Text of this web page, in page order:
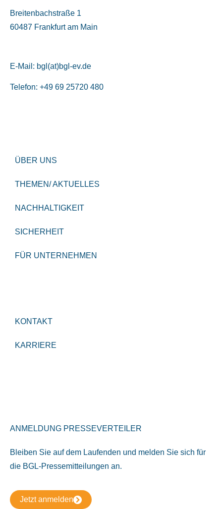
Breitenbachstraße 1
60487 Frankfurt am Main
E-Mail: bgl(at)bgl-ev.de
Telefon: +49 69 25720 480
ÜBER UNS
THEMEN/ AKTUELLES
NACHHALTIGKEIT
SICHERHEIT
FÜR UNTERNEHMEN
KONTAKT
KARRIERE
ANMELDUNG PRESSEVERTEILER
Bleiben Sie auf dem Laufenden und melden Sie sich für
die BGL-Pressemitteilungen an.
Jetzt anmelden